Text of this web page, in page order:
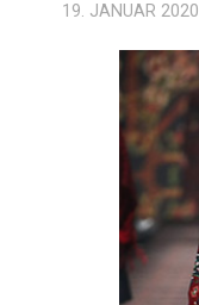
19. JANUAR 2020